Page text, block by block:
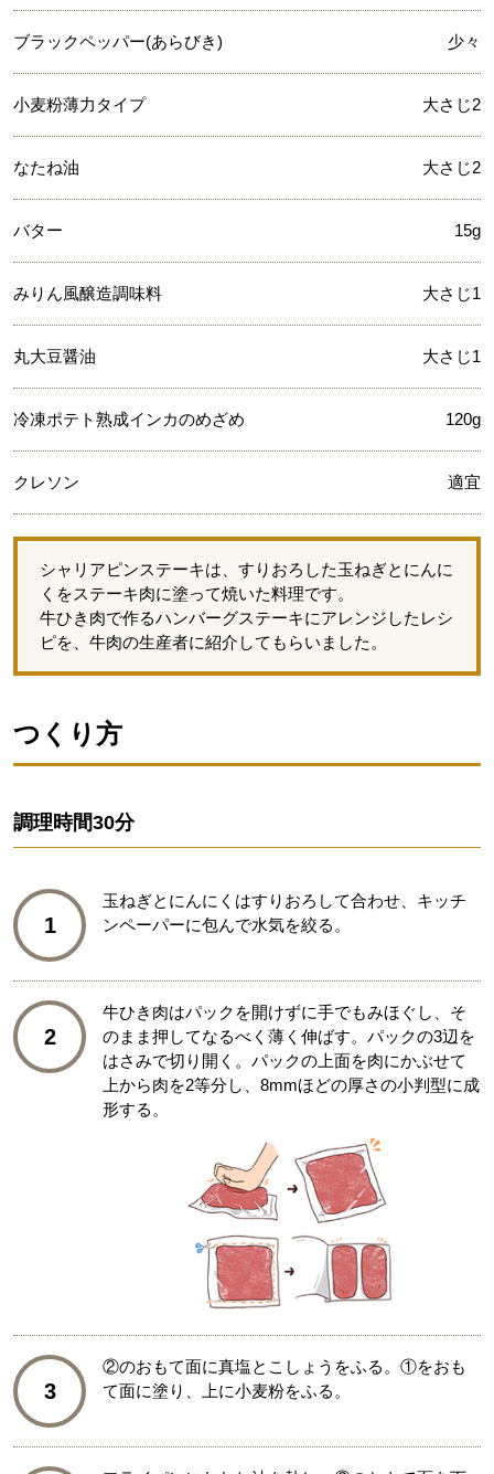
ブラックペッパー(あらびき) 少々
小麦粉薄力タイプ 大さじ2
なたね油 大さじ2
バター 15g
みりん風醸造調味料 大さじ1
丸大豆醤油 大さじ1
冷凍ポテト熟成インカのめざめ 120g
クレソン 適宜
シャリアピンステーキは、すりおろした玉ねぎとにんに
くをステーキ肉に塗って焼いた料理です。
牛ひき肉で作るハンバーグステーキにアレンジしたレシ
ピを、牛肉の生産者に紹介してもらいました。
つくり方
調理時間30分
1
玉ねぎとにんにくはすりおろして合わせ、キッチ
ンペーパーに包んで水気を絞る。
2
牛ひき肉はパックを開けずに手でもみほぐし、そ
のまま押してなるべく薄く伸ばす。パックの3辺を
はさみで切り開く。パックの上面を肉にかぶせて
上から肉を2等分し、8mmほどの厚さの小判型に成
形する。
3
②のおもて面に真塩とこしょうをふる。①をおも
て面に塗り、上に小麦粉をふる。